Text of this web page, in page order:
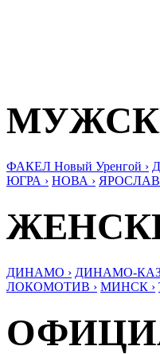
ФАКЕЛ Новый Уренгой ›
ЮГРА › НОВА ›
ДИНАМО › ДИНАМО-
ЛОКОМОТИВ › МИНСК ›